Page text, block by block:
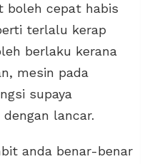
boleh cepat habis
terlalu kerap
berlaku kerana
mesin pada
supaya
lancar.
anda benar-benar